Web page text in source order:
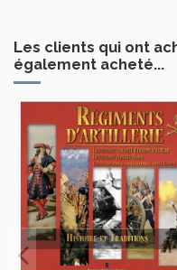
Les clients qui ont
également acheté...